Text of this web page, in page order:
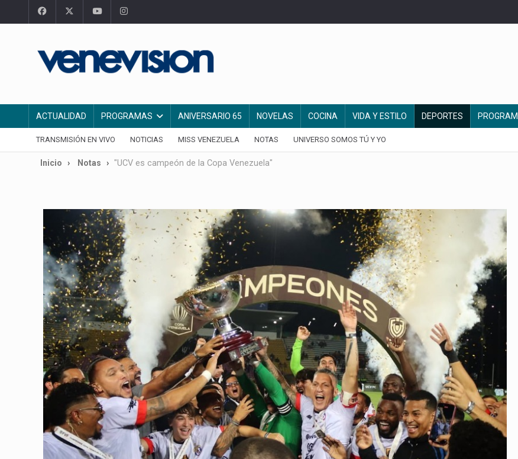
ACTUALIDAD PROGRAMAS ANIVERSARIO 65 NOVELAS COCINA VIDA Y ESTILO DEPORTES
TRANSMISIÓN EN VIVO NOTICIAS MISS VENEZUELA NOTAS UNIVERSO SOMOS TÚ Y YO
Inicio Notas "UCV es campeón de la Copa Venezuela"